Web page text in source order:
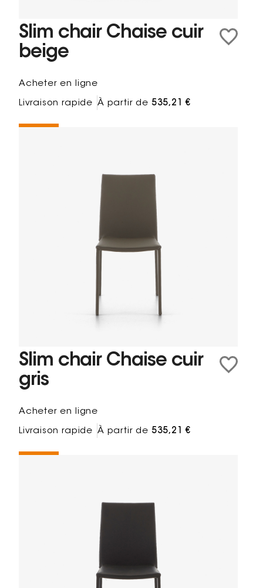
Slim chair Chaise cuir
beige
Acheter en ligne
Livraison rapide À partir de 535,21 €
Slim chair Chaise cuir
gris
Acheter en ligne
Livraison rapide À partir de 535,21 €